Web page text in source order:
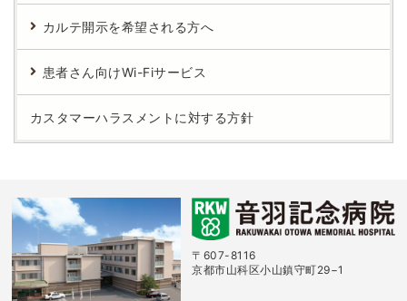
カルテ開示を希望される方へ
患者さん向けWi-Fiサービス
カスタマーハラスメントに対する方針
〒607-8116
京都市山科区小山鎮守町29−1